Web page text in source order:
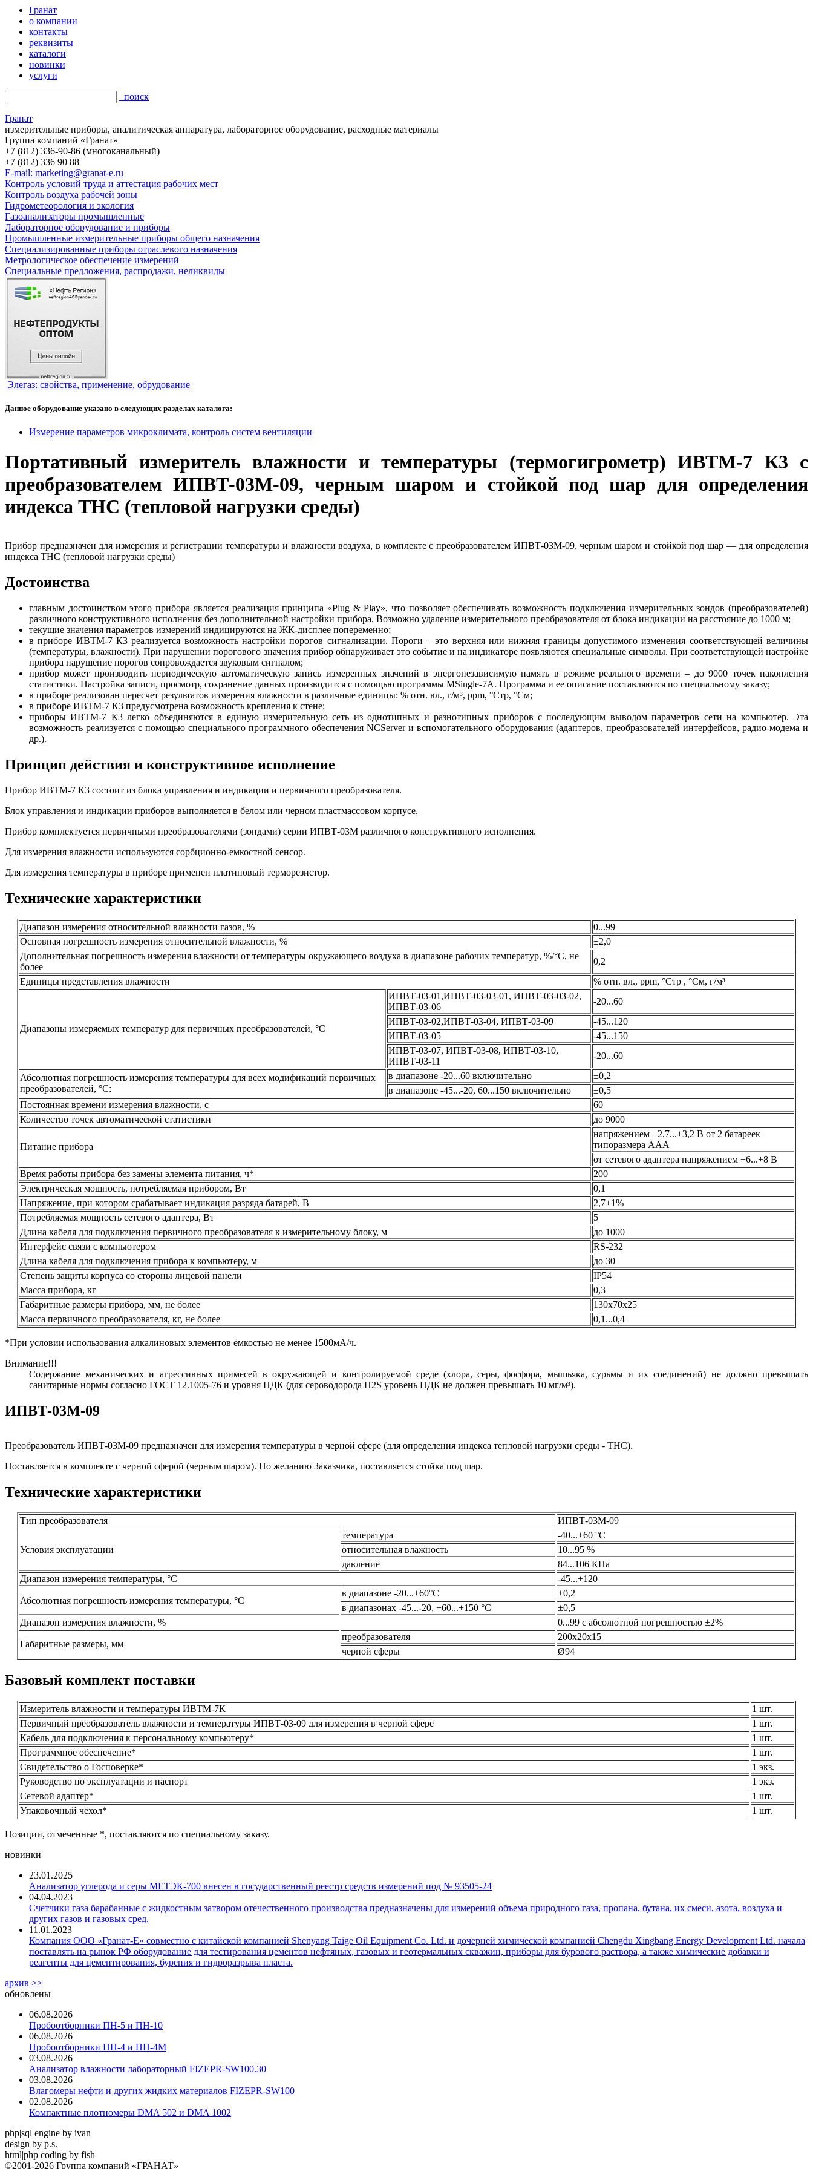
Гранат
о компании
контакты
реквизиты
каталоги
новинки
услуги
поиск
Гранат
измерительные приборы, аналитическая аппаратура, лабораторное оборудование, расходные материалы
Группа компаний «Гранат»
+7 (812) 336-90-86 (многоканальный)
+7 (812) 336 90 88
E-mail: marketing@granat-e.ru
Контроль условий труда и аттестация рабочих мест
Контроль воздуха рабочей зоны
Гидрометеорология и экология
Газоанализаторы промышленные
Лабораторное оборудование и приборы
Промышленные измерительные приборы общего назначения
Специализированные приборы отраслевого назначения
Метрологическое обеспечение измерений
Специальные предложения, распродажи, неликвиды
Элегаз: свойства, применение, обрудование
Данное оборудование указано в следующих разделах каталога:
Измерение параметров микроклимата, контроль систем вентиляции
Портативный измеритель влажности и температуры (термогигрометр) ИВТМ-7 К3 с
преобразователем ИПВТ-03М-09, черным шаром и стойкой под шар для определения
индекса ТНС (тепловой нагрузки среды)
Прибор предназначен для измерения и регистрации температуры и влажности воздуха, в комплекте с преобразователем ИПВТ-03М-09, черным шаром и стойкой под шар — для определения
индекса ТНС (тепловой нагрузки среды)
Достоинства
главным достоинством этого прибора является реализация принципа «Plug & Play», что позволяет обеспечивать возможность подключения измерительных зондов (преобразователей)
различного конструктивного исполнения без дополнительной настройки прибора. Возможно удаление измерительного преобразователя от блока индикации на расстояние до 1000 м;
текущие значения параметров измерений индицируются на ЖК-дисплее попеременно;
в приборе ИВТМ-7 К3 реализуется возможность настройки порогов сигнализации. Пороги – это верхняя или нижняя границы допустимого изменения соответствующей величины
(температуры, влажности). При нарушении порогового значения прибор обнаруживает это событие и на индикаторе появляются специальные символы. При соответствующей настройке
прибора нарушение порогов сопровождается звуковым сигналом;
прибор может производить периодическую автоматическую запись измеренных значений в энергонезависимую память в режиме реального времени – до 9000 точек накопления
статистики. Настройка записи, просмотр, сохранение данных производится с помощью программы MSingle-7A. Программа и ее описание поставляются по специальному заказу;
в приборе реализован пересчет результатов измерения влажности в различные единицы: % отн. вл., г/м³, ppm, °Стр, °См;
в приборе ИВТМ-7 К3 предусмотрена возможность крепления к стене;
приборы ИВТМ-7 К3 легко объединяются в единую измерительную сеть из однотипных и разнотипных приборов с последующим выводом параметров сети на компьютер. Эта
возможность реализуется с помощью специального программного обеспечения NCServer и вспомогательного оборудования (адаптеров, преобразователей интерфейсов, радио-модема и
др.).
Принцип действия и конструктивное исполнение
Прибор ИВТМ-7 К3 состоит из блока управления и индикации и первичного преобразователя.
Блок управления и индикации приборов выполняется в белом или черном пластмассовом корпусе.
Прибор комплектуется первичными преобразователями (зондами) серии ИПВТ-03М различного конструктивного исполнения.
Для измерения влажности используются сорбционно-емкостной сенсор.
Для измерения температуры в приборе применен платиновый терморезистор.
Технические характеристики
Диапазон измерения относительной влажности газов, %
0...99
Основная погрешность измерения относительной влажности, %
±2,0
Дополнительная погрешность измерения влажности от температуры окружающего воздуха в диапазоне рабочих температур, %/°С, не
более
0,2
Единицы представления влажности
% отн. вл., ppm, °Стр , °См, г/м³
Диапазоны измеряемых температур для первичных преобразователей, °C
ИПВТ-03-01,ИПВТ-03-03-01, ИПВТ-03-03-02,
ИПВТ-03-06
-20...60
ИПВТ-03-02,ИПВТ-03-04, ИПВТ-03-09
-45...120
ИПВТ-03-05
-45...150
ИПВТ-03-07, ИПВТ-03-08, ИПВТ-03-10,
ИПВТ-03-11
-20...60
Абсолютная погрешность измерения температуры для всех модификаций первичных
преобразователей, °С:
в диапазоне -20...60 включительно
±0,2
в диапазоне -45...-20, 60...150 включительно
±0,5
Постоянная времени измерения влажности, с
60
Количество точек автоматической статистики
до 9000
Питание прибора
напряжением +2,7...+3,2 В от 2 батареек
типоразмера AAA
от сетевого адаптера напряжением +6...+8 В
Время работы прибора без замены элемента питания, ч*
200
Электрическая мощность, потребляемая прибором, Вт
0,1
Напряжение, при котором срабатывает индикация разряда батарей, В
2,7±1%
Потребляемая мощность сетевого адаптера, Вт
5
Длина кабеля для подключения первичного преобразователя к измерительному блоку, м
до 1000
Интерфейс связи с компьютером
RS-232
Длина кабеля для подключения прибора к компьютеру, м
до 30
Степень защиты корпуса со стороны лицевой панели
IP54
Масса прибора, кг
0,3
Габаритные размеры прибора, мм, не более
130х70х25
Масса первичного преобразователя, кг, не более
0,1...0,4
*При условии использования алкалиновых элементов ёмкостью не менее 1500мА/ч.
Внимание!!!
Содержание механических и агрессивных примесей в окружающей и контролируемой среде (хлора, серы, фосфора, мышьяка, сурьмы и их соединений) не должно превышать
санитарные нормы согласно ГОСТ 12.1005-76 и уровня ПДК (для сероводорода Н2S уровень ПДК не должен превышать 10 мг/м³).
ИПВТ-03М-09
Преобразователь ИПВТ-03М-09 предназначен для измерения температуры в черной сфере (для определения индекса тепловой нагрузки среды - ТНС).
Поставляется в комплекте с черной сферой (черным шаром). По желанию Заказчика, поставляется стойка под шар.
Технические характеристики
Тип преобразователя ИПВТ-03М-09
Условия эксплуатации
температура
-40...+60 °С
относительная влажность
10...95 %
давление
84...106 КПа
Диапазон измерения температуры, °С
-45...+120
Абсолютная погрешность измерения температуры, °С
в диапазоне -20...+60°С
±0,2
в диапазонах -45...-20, +60...+150 °С
±0,5
Диапазон измерения влажности, %
0...99 с абсолютной погрешностью ±2%
Габаритные размеры, мм
преобразователя
200х20х15
черной сферы
Ø94
Базовый комплект поставки
Измеритель влажности и температуры ИВТМ-7К
1 шт.
Первичный преобразователь влажности и температуры ИПВТ-03-09 для измерения в черной сфере
1 шт.
Кабель для подключения к персональному компьютеру*
1 шт.
Программное обеспечение*
1 шт.
Свидетельство о Госповерке*
1 экз.
Руководство по эксплуатации и паспорт
1 экз.
Сетевой адаптер*
1 шт.
Упаковочный чехол*
1 шт.
Позиции, отмеченные *, поставляются по специальному заказу.
новинки
23.01.2025
Анализатор углерода и серы МЕТЭК-700 внесен в государственный реестр средств измерений под № 93505-24
04.04.2023
Счетчики газа барабанные с жидкостным затвором отечественного производства предназначены для измерений объема природного газа, пропана, бутана, их смеси, азота, воздуха и
других газов и газовых сред.
11.01.2023
Компания ООО «Гранат-Е» совместно с китайской компанией Shenyang Taige Oil Equipment Co. Ltd. и дочерней химической компанией Chengdu Xingbang Energy Development Ltd. начала
поставлять на рынок РФ оборудование для тестирования цементов нефтяных, газовых и геотермальных скважин, приборы для бурового раствора, а также химические добавки и
реагенты для цементирования, бурения и гидроразрыва пласта.
архив >>
обновлены
06.08.2026
Пробоотборники ПН-5 и ПН-10
06.08.2026
Пробоотборники ПН-4 и ПН-4М
03.08.2026
Анализатор влажности лабораторный FIZEPR-SW100.30
03.08.2026
Влагомеры нефти и других жидких материалов FIZEPR-SW100
02.08.2026
Компактные плотномеры DMA 502 и DMA 1002
php|sql engine by ivan
design by p.s.
html|php coding by fish
©2001-2026 Группа компаний «ГРАНАТ»